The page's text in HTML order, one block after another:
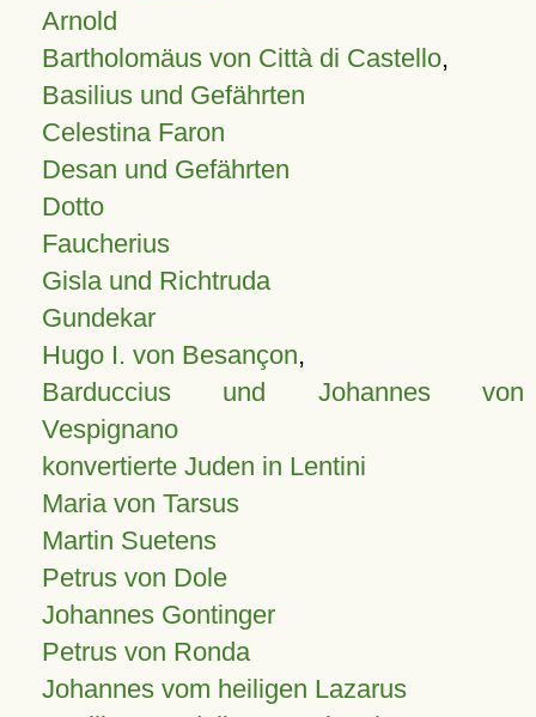
Arnold
Bartholomäus von Città di Castello,
Basilius und Gefährten
Celestina Faron
Desan und Gefährten
Dotto
Faucherius
Gisla und Richtruda
Gundekar
Hugo I. von Besançon,
Barduccius und Johannes von
Vespignano
konvertierte Juden in Lentini
Maria von Tarsus
Martin Suetens
Petrus von Dole
Johannes Gontinger
Petrus von Ronda
Johannes vom heiligen Lazarus